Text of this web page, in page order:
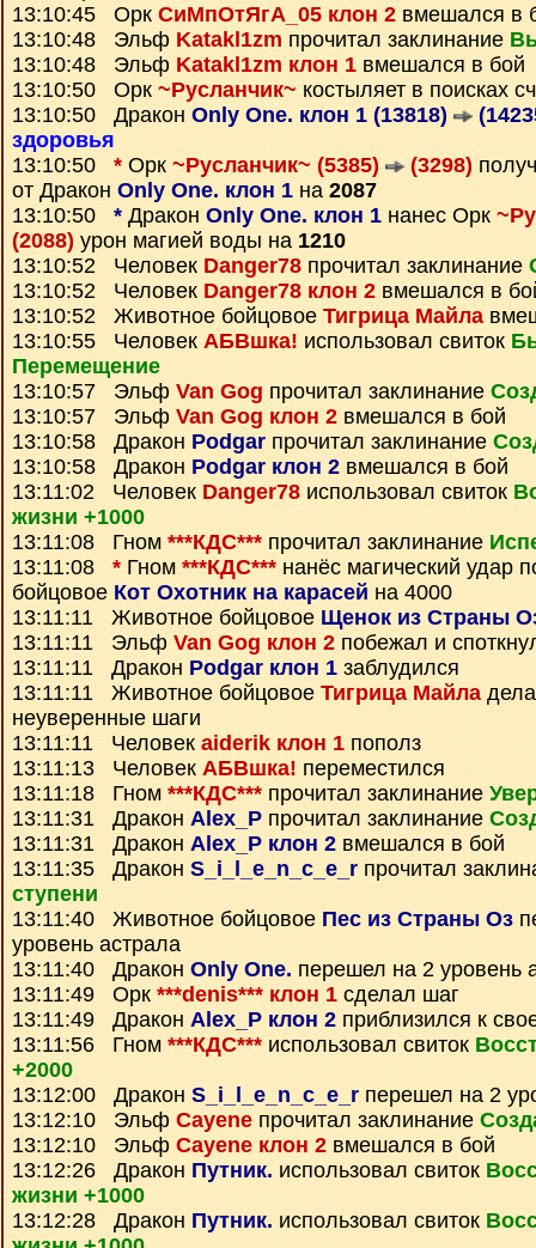
13:10:45 Орк СиМпОтЯгА_05 клон 2 вмешался в
13:10:48 Эльф Katakl1zm прочитал заклинание
13:10:48 Эльф Katakl1zm клон 1 вмешался в бой
13:10:50 Орк ~Русланчик~ костыляет в поисках
13:10:50 Дракон Only One. клон 1 (13818)
здоровья
13:10:50 * Орк ~Русланчик~ (5385) (3298)
от Дракон Only One. клон 1 на 2087
13:10:50 * Дракон Only One. клон 1 нанес Орк
(2088) урон магией воды на 1210
13:10:52 Человек Danger78 прочитал заклинание
13:10:52 Человек Danger78 клон 2 вмешался в
13:10:52 Животное бойцовое Тигрица Майла
13:10:55 Человек АБВшка! использовал свиток
Перемещение
13:10:57 Эльф Van Gog прочитал заклинание
13:10:57 Эльф Van Gog клон 2 вмешался в бой
13:10:58 Дракон Podgar прочитал заклинание
13:10:58 Дракон Podgar клон 2 вмешался в бой
13:11:02 Человек Danger78 использовал свиток
жизни +1000
13:11:08 Гном ***КДС*** прочитал заклинание
13:11:08 * Гном ***КДС*** нанёс магический удар
бойцовое Кот Охотник на карасей на 4000
13:11:11 Животное бойцовое Щенок из Страны
13:11:11 Эльф Van Gog клон 2 побежал и
13:11:11 Дракон Podgar клон 1 заблудился
13:11:11 Животное бойцовое Тигрица Майла
неуверенные шаги
13:11:11 Человек aiderik клон 1 пополз
13:11:13 Человек АБВшка! переместился
13:11:18 Гном ***КДС*** прочитал заклинание
13:11:31 Дракон Alex_P прочитал заклинание
13:11:31 Дракон Alex_P клон 2 вмешался в бой
13:11:35 Дракон S_i_l_e_n_c_e_r прочитал
ступени
13:11:40 Животное бойцовое Пес из Страны Оз
уровень астрала
13:11:40 Дракон Only One. перешел на 2 уровень
13:11:49 Орк ***denis*** клон 1 сделал шаг
13:11:49 Дракон Alex_P клон 2 приблизился к
13:11:56 Гном ***КДС*** использовал свиток
+2000
13:12:00 Дракон S_i_l_e_n_c_e_r перешел на 2
13:12:10 Эльф Cayene прочитал заклинание
13:12:10 Эльф Cayene клон 2 вмешался в бой
13:12:26 Дракон Путник. использовал свиток
жизни +1000
13:12:28 Дракон Путник. использовал свиток